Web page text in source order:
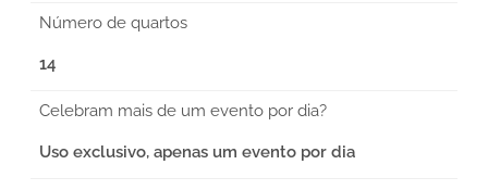
Número de quartos
14
Celebram mais de um evento por dia?
Uso exclusivo, apenas um evento por dia